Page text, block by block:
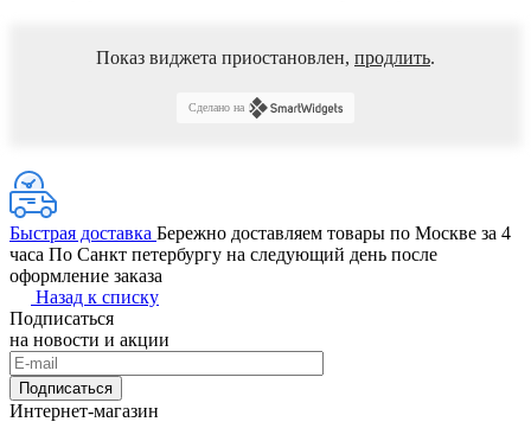
Показ виджета приостановлен, продлить.
Сделано на
Быстрая доставка Бережно доставляем товары по Москве за 4
часа По Санкт петербургу на следующий день после
оформление заказа
Назад к списку
Подписаться
на новости и акции
Подписаться
Интернет-магазин